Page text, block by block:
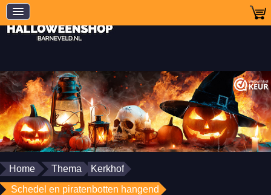
Home Thema
Kerkhof
Schedel en piratenbotten hangend